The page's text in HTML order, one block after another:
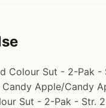
Colour Sut - 2-Pak -
Apple/Candy
Sut - 2-Pak - Str.